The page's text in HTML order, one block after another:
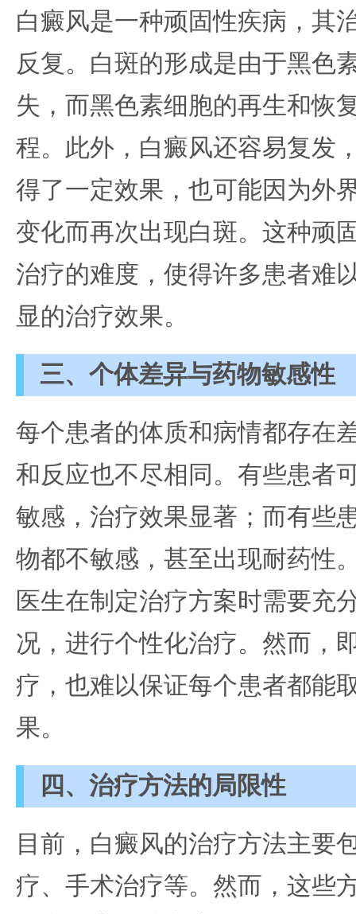
白癜风是一种顽固性疾病，其
反复。白斑的形成是由于黑色
失，而黑色素细胞的再生和恢
程。此外，白癜风还容易复发
得了一定效果，也可能因为外
变化而再次出现白斑。这种顽
治疗的难度，使得许多患者难
显的治疗效果。
三、个体差异与药物敏感性
每个患者的体质和病情都存在
和反应也不尽相同。有些患者
敏感，治疗效果显著；而有些
物都不敏感，甚至出现耐药性
医生在制定治疗方案时需要充
况，进行个性化治疗。然而，
疗，也难以保证每个患者都能
果。
四、治疗方法的局限性
目前，白癜风的治疗方法主要
疗、手术治疗等。然而，这些